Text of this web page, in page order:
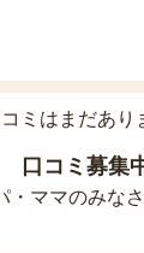
ミはまだあり
口コミ募集
ママのみな